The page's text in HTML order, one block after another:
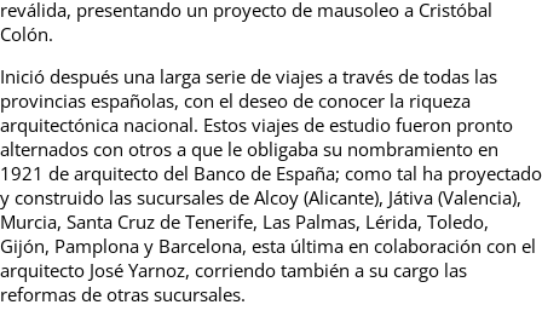
reválida, presentando un proyecto de mausoleo a Cristóbal
Colón.
Inició después una larga serie de viajes a través de todas las
provincias españolas, con el deseo de conocer la riqueza
arquitectónica nacional. Estos viajes de estudio fueron pronto
alternados con otros a que le obligaba su nombramiento en
1921 de arquitecto del Banco de España; como tal ha proyectado
y construido las sucursales de Alcoy (Alicante), Játiva (Valencia),
Murcia, Santa Cruz de Tenerife, Las Palmas, Lérida, Toledo,
Gijón, Pamplona y Barcelona, esta última en colaboración con el
arquitecto José Yarnoz, corriendo también a su cargo las
reformas de otras sucursales.